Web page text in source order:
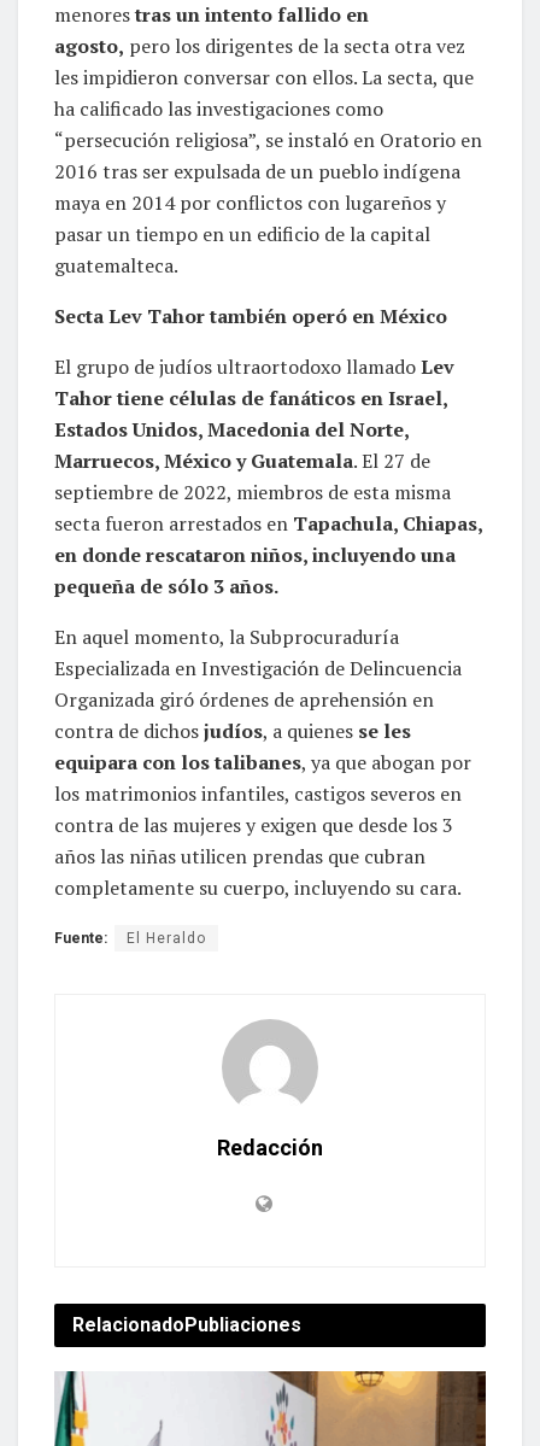
menorestras un intento fallido en
agosto, pero los dirigentes de la secta otra vez
les impidieron conversar con ellos. La secta, que
ha calificado las investigaciones como
“persecución religiosa”, se instaló en Oratorio en
2016 tras ser expulsada de un pueblo indígena
maya en 2014 por conflictos con lugareños y
pasar un tiempo en un edificio de la capital
guatemalteca.
Secta Lev Tahor también operó en México
El grupo de judíos ultraortodoxo llamadoLev
Tahor tiene células de fanáticos en Israel,
Estados Unidos, Macedonia del Norte,
Marruecos, México y Guatemala. El 27 de
septiembre de 2022, miembros de esta misma
secta fueron arrestados en Tapachula, Chiapas,
en donde rescataron niños, incluyendo una
pequeña de sólo 3 años.
En aquel momento, la Subprocuraduría
Especializada en Investigación de Delincuencia
Organizada giró órdenes de aprehensión en
contra de dichosjudíos, a quienes se les
equipara con los talibanes, ya que abogan por
los matrimonios infantiles, castigos severos en
contra de las mujeres y exigen que desde los 3
años las niñas utilicen prendas que cubran
completamente su cuerpo, incluyendo su cara.
Fuente: El Heraldo
Redacción
Relacionado Publiaciones